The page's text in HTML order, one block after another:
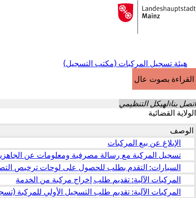
الانتقال إلى المحتوى
إلى
الصفحة
هيئة تسجيل المركبات (مكتب التسجيل)
القراءة بصوت عالٍ
اتصل بناالهيكل التنظيمي
الولاية القضائية
الوصف
الإبلاغ عن بيع المركبات
تسجيل المركبة مع رسالة مصرفية ومعلومات عن
السيارات: التقدم بطلب للحصول على لوحات ترخيص
المركبات الآلية: تقديم طلب إخراج مركبة من الخدمة
المركبات الآلية: تقديم طلب التسجيل الأولي للمركبة